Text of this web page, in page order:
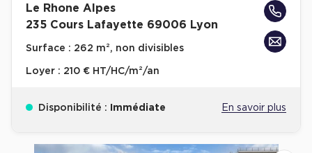
Plateaux opérés à Boulogne-Billancourt
Bureaux privés avec terrasse
Guide & Conseils
Le Rhone Alpes
235 Cours Lafayette 69006 Lyon
Surface : 262 m², non divisibles
Loyer : 210 € HT/HC/m²/an
Disponibilité : Immédiate En savoir plus